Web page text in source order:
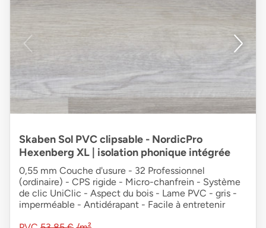
Skaben Sol PVC clipsable - NordicPro
Hexenberg XL | isolation phonique intégrée
0,55 mm Couche d'usure - 32 Professionnel
(ordinaire) - CPS rigide - Micro-chanfrein - Système
de clic UniClic - Aspect du bois - Lame PVC - gris -
imperméable - Antidérapant - Facile à entretenir